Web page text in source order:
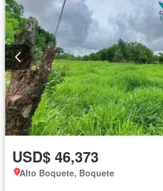
USD$ 46,373
Alto Boquete, Boquete